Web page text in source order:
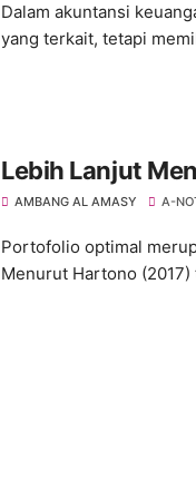
Dalam akuntansi
yang terkait, tetapi
Lebih Lanjut
AMBANG AL AMASY A-
Portofolio optimal
Menurut Hartono